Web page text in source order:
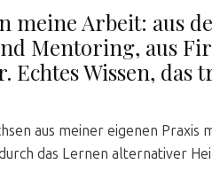
meine Arbeit: aus
Mentoring, aus
Wissen, das
aus meiner eigenen Praxis
das Lernen alternativer